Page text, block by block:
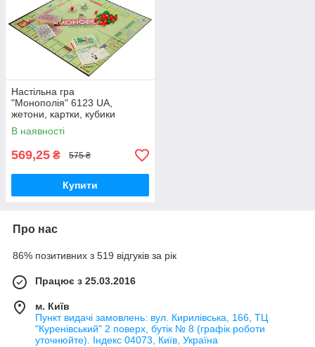
Настільна гра
"Монополія" 6123 UA,
жетони, картки, кубики
В наявності
569,25 ₴ 575 ₴
Купити
Про нас
86% позитивних з 519 відгуків за рік
Працює з 25.03.2016
м. Київ
Пункт видачі замовлень: вул. Кирилівська, 166, ТЦ
"Куренівський" 2 поверх, бутік № 8 (графік роботи
уточнюйте). Індекс 04073, Київ, Україна